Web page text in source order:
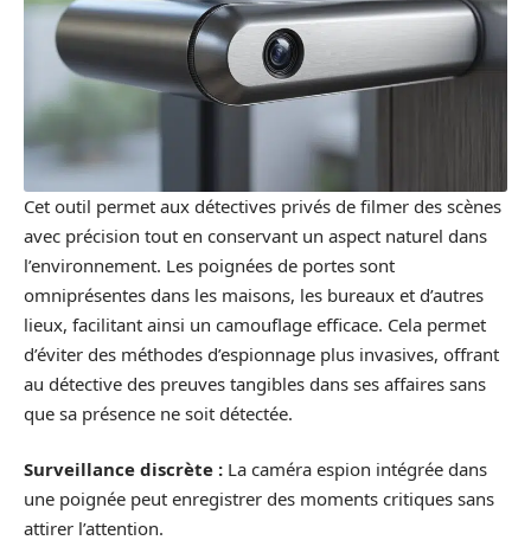
Cet outil permet aux détectives privés de filmer des scènes
avec précision tout en conservant un aspect naturel dans
l’environnement. Les poignées de portes sont
omniprésentes dans les maisons, les bureaux et d’autres
lieux, facilitant ainsi un camouflage efficace. Cela permet
d’éviter des méthodes d’espionnage plus invasives, offrant
au détective des preuves tangibles dans ses affaires sans
que sa présence ne soit détectée.
Surveillance discrète : La caméra espion intégrée dans
une poignée peut enregistrer des moments critiques sans
attirer l’attention.